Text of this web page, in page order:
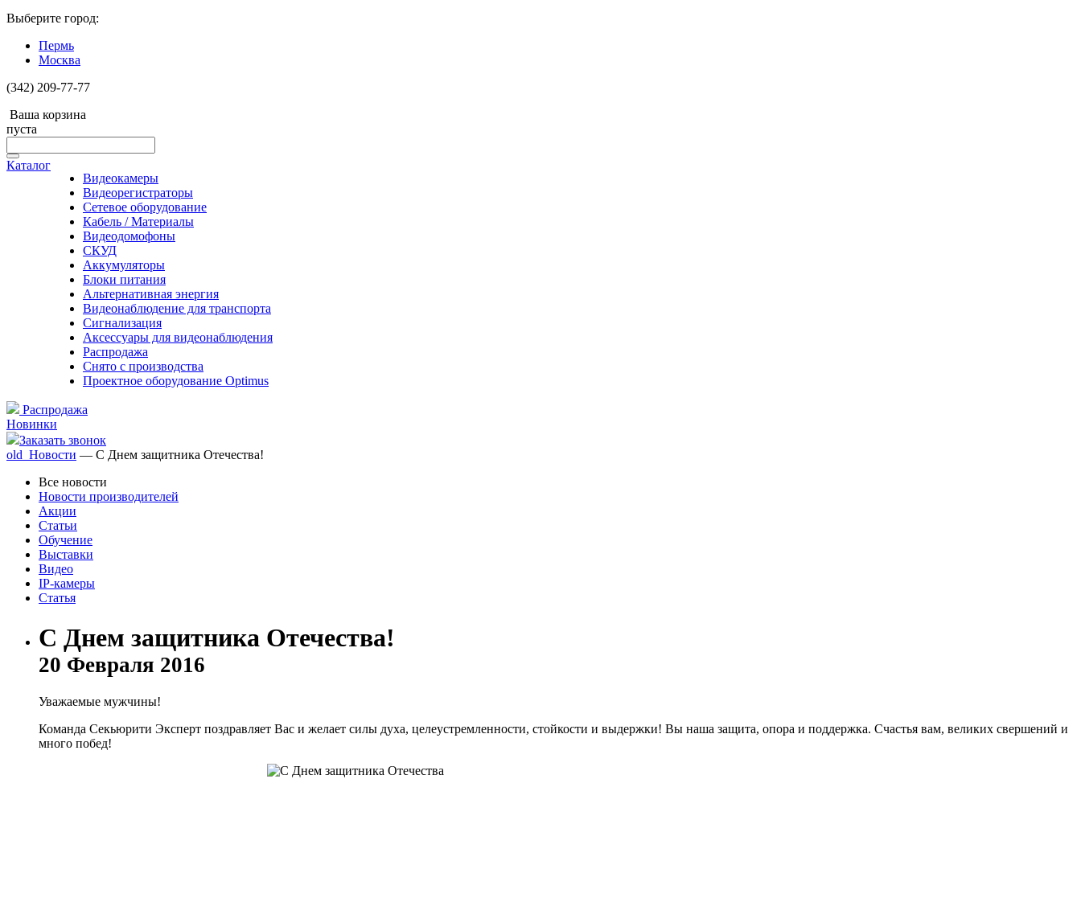
Выберите город:
Пермь
Москва
(342) 209-77-77
Ваша корзина
пуста
Каталог
Видеокамеры
Видеорегистраторы
Сетевое оборудование
Кабель / Материалы
Видеодомофоны
СКУД
Аккумуляторы
Блоки питания
Альтернативная энергия
Видеонаблюдение для транспорта
Сигнализация
Аксессуары для видеонаблюдения
Распродажа
Снято с производства
Проектное оборудование Optimus
Распродажа
Новинки
Заказать звонок
old_Новости — С Днем защитника Отечества!
Все новости
Новости производителей
Акции
Статьи
Обучение
Выставки
Видео
IP-камеры
Статья
С Днем защитника Отечества!
20 Февраля 2016
Уважаемые мужчины!
Команда Секьюрити Эксперт поздравляет Вас и желает силы духа, целеустремленности, стойкости и выдержки! Вы наша защита, опора и поддержка. Счастья вам, великих свершений и
много побед!